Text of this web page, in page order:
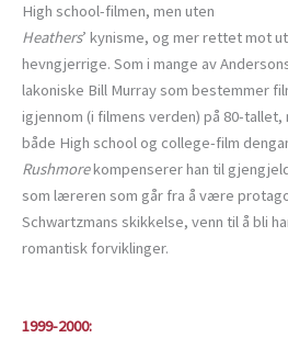
High school-filmen, men uten
Heathers’ kynisme, og mer rettet mot
hevngjerrige. Som i mange av
lakoniske Bill Murray som bestemmer
igjennom (i filmens verden) på 80-
både High school og college-film
Rushmorekompenserer han til
som læreren som går fra å være
Schwartzmans skikkelse, venn til å bli
romantisk forviklinger.
1999-2000: